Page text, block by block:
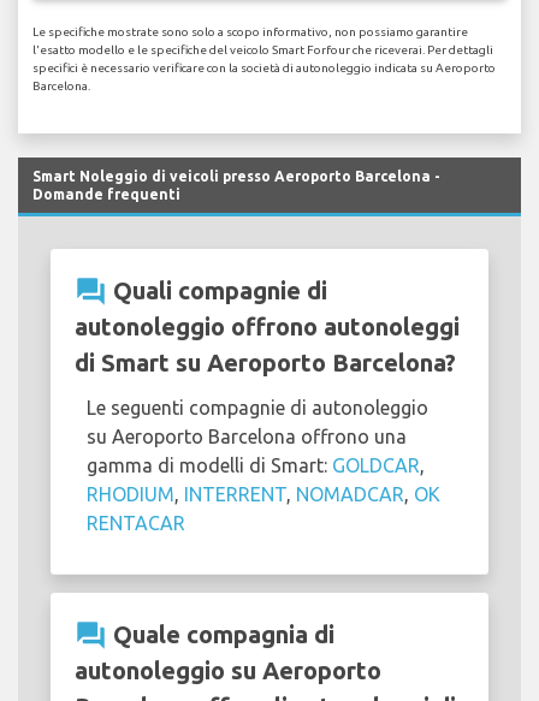
Le specifiche mostrate sono solo a scopo informativo, non possiamo garantire
l'esatto modello e le specifiche del veicolo Smart Forfour che riceverai. Per dettagli
specifici è necessario verificare con la società di autonoleggio indicata su Aeroporto
Barcelona.
Smart Noleggio di veicoli presso Aeroporto Barcelona -
Domande frequenti
question_answer Quali compagnie di
autonoleggio offrono autonoleggi
di Smart su Aeroporto Barcelona?
Le seguenti compagnie di autonoleggio
su Aeroporto Barcelona offrono una
gamma di modelli di Smart: GOLDCAR
RHODIUM INTERRENT NOMADCAR OK
RENTACAR
question_answer Quale compagnia di
autonoleggio su Aeroporto